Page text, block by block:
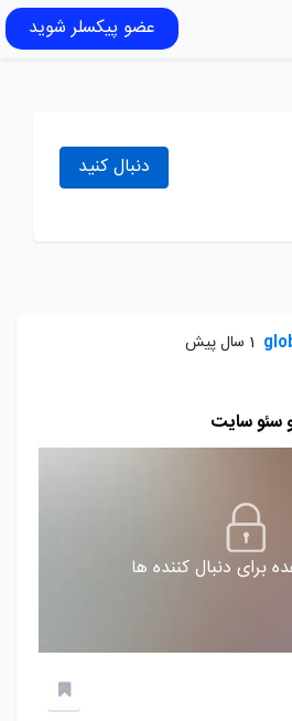
عضو پیکسلر شوید
دنبال کنید
1 سال پیش
سئو سایت
برای دنبال کننده ها